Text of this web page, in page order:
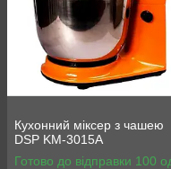
Кухонний міксер з чашею
DSP KM-3015A
Готово до відправки 100